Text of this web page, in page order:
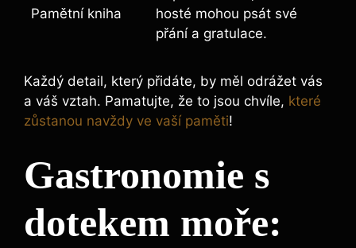
Pamětní kniha
hosté mohou psát své
přání a gratulace.
Každý detail, který přidáte, by měl odrážet vás
a váš vztah. Pamatujte, že to jsou chvíle, které
zůstanou navždy ve vaší paměti!
Gastronomie s
dotekem moře: